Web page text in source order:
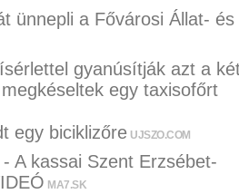
ünnepli a Fővárosi Állat- és
gyanúsítják azt a
egy taxisofőrt
egy biciklizőre UJSZO.COM
A kassai Szent Erzsébet-
MA7.SK